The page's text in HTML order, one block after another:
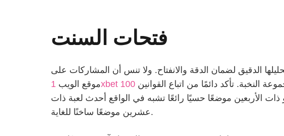
فتحات السنت
الدقيق لضمان الدقة والانفتاح. ولا تنس أن المشاركات على
موقع الويب
النخبة. تأكد دائمًا من اتباع القوانين
ذات الأربعين موضعًا حسيًا رائعًا تشبه في الواقع أحدث لعبة ذات
عشرين موضعًا ساخنًا للغاية.